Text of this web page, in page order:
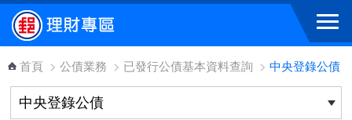
跳到主要內容區塊
首頁 > 公債業務 > 已發行公債基本資料查詢 > 中央登錄公債